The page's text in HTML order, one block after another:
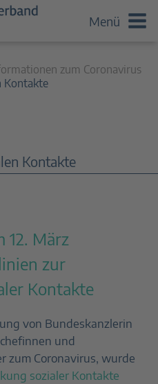
Menü
zum Coronavirus
Kontakte
Kontakte
12. März
zur
Kontakte
von Bundeskanzlerin
und
zum Coronavirus, wurde
sozialer Kontakte